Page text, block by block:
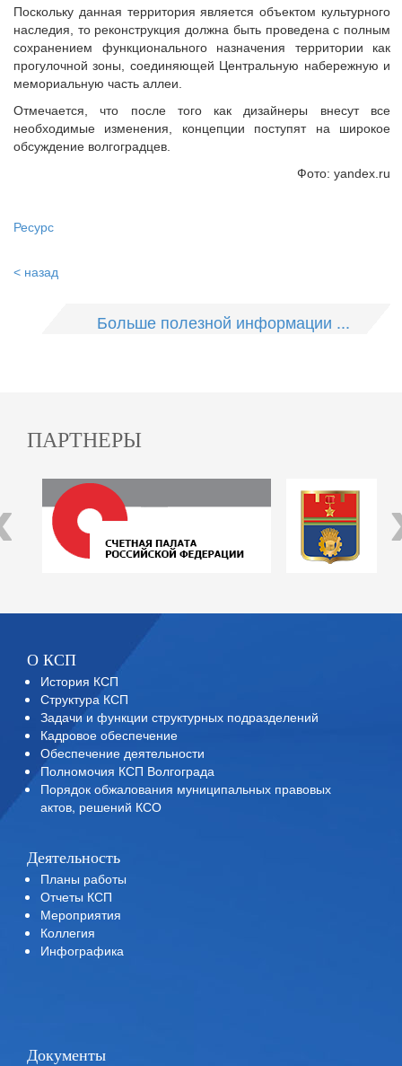
Поскольку данная территория является объектом культурного
наследия, то реконструкция должна быть проведена с полным
сохранением функционального назначения территории как
прогулочной зоны, соединяющей Центральную набережную и
мемориальную часть аллеи.
Отмечается, что после того как дизайнеры внесут все
необходимые изменения, концепции поступят на широкое
обсуждение волгоградцев.
Фото: yandex.ru
Ресурс
< назад
Больше полезной информации ...
ПАРТНЕРЫ
О КСП
История КСП
Структура КСП
Задачи и функции структурных подразделений
Кадровое обеспечение
Обеспечение деятельности
Полномочия КСП Волгограда
Порядок обжалования муниципальных правовых
актов, решений КСО
Деятельность
Планы работы
Отчеты КСП
Мероприятия
Коллегия
Инфографика
Документы